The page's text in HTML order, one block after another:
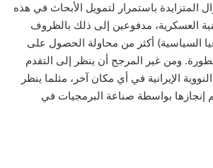
المتزايدة باستمرار لتمويل الأبحاث في هذه
العسكرية، مدفوعين إلى ذلك بالظروف
السياسية) أكثر من محاولة الحصول على
ومن غير المرجح أن ينظر إلى التقدم
الإيرانية في أي مكان آخر، مثلما ينظر
إنجازها بواسطة صناعة البرمجيات في